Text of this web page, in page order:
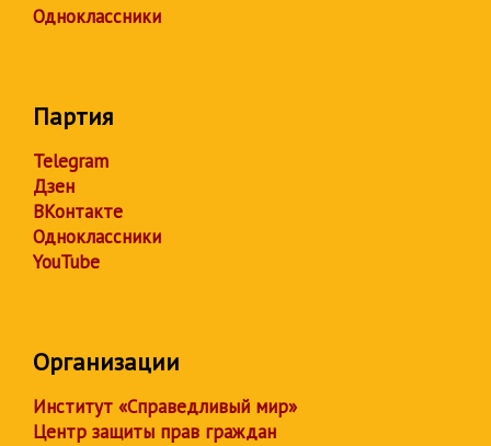
Одноклассники
Партия
Telegram
Дзен
ВКонтакте
Одноклассники
YouTube
Организации
Институт «Справедливый мир»
Центр защиты прав граждан